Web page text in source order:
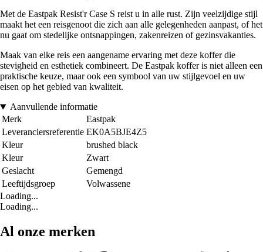
Met de Eastpak Resist'r Case S reist u in alle rust. Zijn veelzijdige stijl
maakt het een reisgenoot die zich aan alle gelegenheden aanpast, of het
nu gaat om stedelijke ontsnappingen, zakenreizen of gezinsvakanties.
Maak van elke reis een aangename ervaring met deze koffer die
stevigheid en esthetiek combineert. De Eastpak koffer is niet alleen een
praktische keuze, maar ook een symbool van uw stijlgevoel en uw
eisen op het gebied van kwaliteit.
Aanvullende informatie
Merk
Eastpak
Leveranciersreferentie EK0A5BJE4Z5
Kleur
brushed black
Kleur
Zwart
Geslacht
Gemengd
Leeftijdsgroep
Volwassene
Loading...
Loading...
Al onze merken